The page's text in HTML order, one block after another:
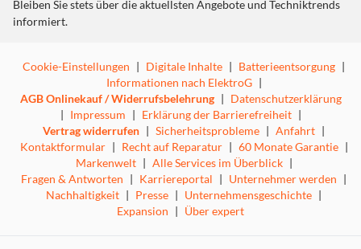
Bleiben Sie stets über die aktuellsten Angebote und Techniktrends
informiert.
Cookie-Einstellungen | Digitale Inhalte | Batterieentsorgung |
Informationen nach ElektroG |
AGB Onlinekauf / Widerrufsbelehrung | Datenschutzerklärung
| Impressum | Erklärung der Barrierefreiheit |
Vertrag widerrufen | Sicherheitsprobleme | Anfahrt |
Kontaktformular | Recht auf Reparatur | 60 Monate Garantie |
Markenwelt | Alle Services im Überblick |
Fragen & Antworten | Karriereportal | Unternehmer werden |
Nachhaltigkeit | Presse | Unternehmensgeschichte |
Expansion | Über expert